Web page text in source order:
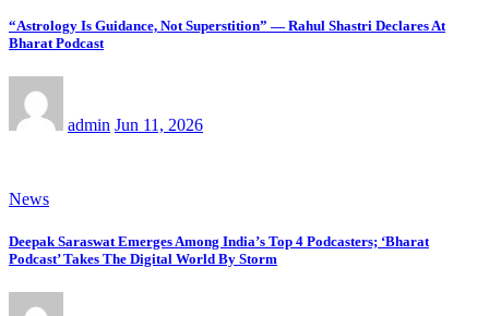
“Astrology Is Guidance, Not Superstition” — Rahul Shastri Declares At
Bharat Podcast
admin Jun 11, 2026
News
Deepak Saraswat Emerges Among India’s Top 4 Podcasters; ‘Bharat
Podcast’ Takes The Digital World By Storm